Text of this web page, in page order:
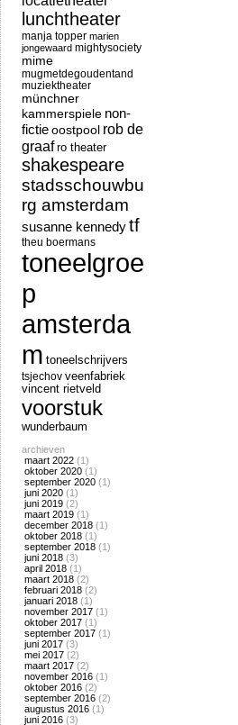
lunchtheater
manja topper marien
jongewaard mightysociety
mime
mugmetdegoudentand
muziektheater
münchner
kammerspiele non-
fictieoostpool rob de
graaf ro theater
shakespeare
stadsschouwbu
rg amsterdam
susanne kennedytf
theu boermans
toneelgroe
p
amsterda
m toneelschrijvers
tsjechov veenfabriek
vincent rietveld
voorstuk
wunderbaum
archieven
maart 2022 (1)
oktober 2020 (1)
september 2020 (1)
juni 2020 (1)
juni 2019 (2)
maart 2019 (1)
december 2018 (1)
oktober 2018 (1)
september 2018 (1)
juni 2018 (3)
april 2018 (1)
maart 2018 (2)
februari 2018 (2)
januari 2018 (1)
november 2017 (1)
oktober 2017 (1)
september 2017 (1)
juni 2017 (3)
mei 2017 (2)
maart 2017 (2)
november 2016 (1)
oktober 2016 (2)
september 2016 (2)
augustus 2016 (1)
juni 2016 (3)